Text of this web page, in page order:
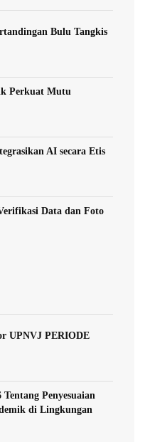
Bulu Tangkis
Perkuat Mutu
AI secara Etis
Data dan Foto
UPNVJ PERIODE
Penyesuaian
di Lingkungan